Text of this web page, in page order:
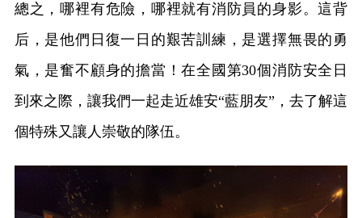
總之，哪裡有危險，哪裡就有消防員的身影。這背
后，是他們日復一日的艱苦訓練，是選擇無畏的勇
氣，是奮不顧身的擔當！在全國第30個消防安全日
到來之際，讓我們一起走近雄安“藍朋友”，去了解這
個特殊又讓人崇敬的隊伍。